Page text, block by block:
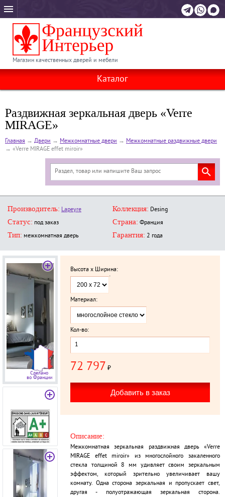
Магазин качественных дверей и мебели
Каталог
Раздвижная зеркальная дверь «Verre
MIRAGE»
Главная → Двери → Межкомнатные двери → Межкомнатные раздвижные двери
→ «Verre MIRAGE effet miroir»
Производитель: Lapeyre Коллекция: Desing
Статус: под заказ Страна: Франция
Тип: межкомнатная дверь Гарантия: 2 года
Сделано
во Франции
Высота x Ширина:
Материал:
Кол-во:
`
72 797 ₽
Описание:
Межкомнатная зеркальная раздвижная дверь «Verre
MIRAGE effet miroir» из многослойного закаленного
стекла толщиной 8 мм удивляет своим зеркальным
эффектом, который зрительно увеличивает вашу
комнату. Одна сторона зеркальная и пропускает свет,
другая - полуотражающая зеркальная сторона.